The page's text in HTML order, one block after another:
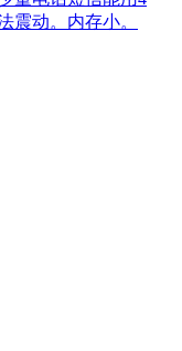
震动。内存小。